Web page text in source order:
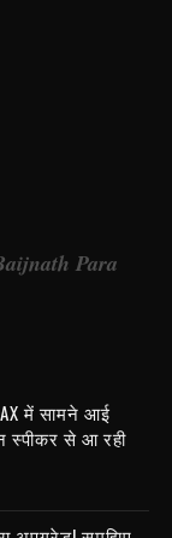
Para
में सामने आई
स्पीकर से आ रही